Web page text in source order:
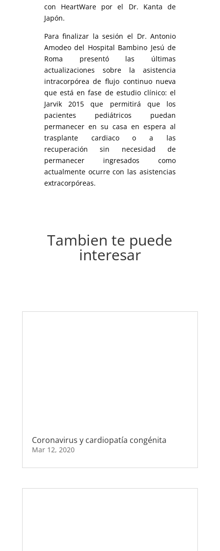
con HeartWare por el Dr. Kanta de
Japón.
Para finalizar la sesión el Dr. Antonio
Amodeo del Hospital Bambino Jesú de
Roma presentó las últimas
actualizaciones sobre la asistencia
intracorpórea de flujo continuo nueva
que está en fase de estudio clínico: el
Jarvik 2015 que permitirá que los
pacientes pediátricos puedan
permanecer en su casa en espera al
trasplante cardiaco o a las
recuperación sin necesidad de
permanecer ingresados como
actualmente ocurre con las asistencias
extracorpóreas.
Tambien te puede
interesar
Coronavirus y cardiopatía congénita
Mar 12, 2020